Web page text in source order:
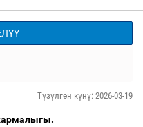
Түзүлгөн күнү: 2026-03-19